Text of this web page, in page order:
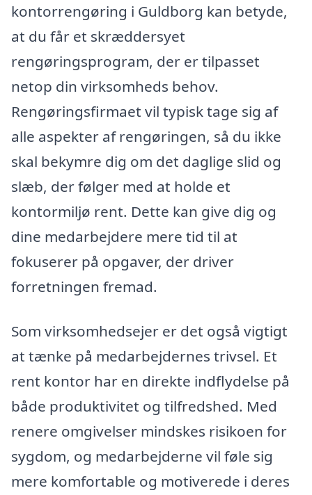
kontorrengøring i Guldborg kan betyde,
at du får et skræddersyet
rengøringsprogram, der er tilpasset
netop din virksomheds behov.
Rengøringsfirmaet vil typisk tage sig af
alle aspekter af rengøringen, så du ikke
skal bekymre dig om det daglige slid og
slæb, der følger med at holde et
kontormiljø rent. Dette kan give dig og
dine medarbejdere mere tid til at
fokuserer på opgaver, der driver
forretningen fremad.
Som virksomhedsejer er det også vigtigt
at tænke på medarbejdernes trivsel. Et
rent kontor har en direkte indflydelse på
både produktivitet og tilfredshed. Med
renere omgivelser mindskes risikoen for
sygdom, og medarbejderne vil føle sig
mere komfortable og motiverede i deres